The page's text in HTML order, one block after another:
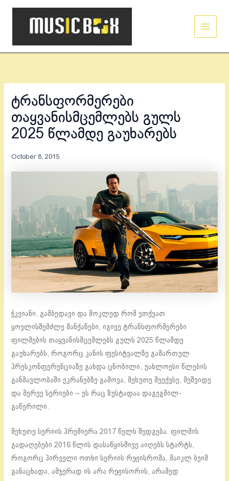
Skip
ტრანსფორმერები
თაყვანისმცემლებს გულს
2025 წლამდე გაუხარებს
October 8, 2015
ჭკვიანი, გამბედავი და მოკლედ რომ ვთქვათ
ყოვლისშემძლე მანქანები, იგივე ტრანსფორმერები
ფილმების თაყვანისმცემლებს გულს 2025 წლამდე
გაუხარებს, როგორც კანის ფესიტვალზე გამართულ
პრესკონფერენციაზე გახდა ცნობილი, უახლოესი წლების
განმავლობაში ეკრანებზე გამოვა, მეხუთე მეექვსე, მეშვიდე
და მერვე სერიები – ეს რაც ზუსტადაა დაგეგმილ-
გაწერილი.
მეხუთე სერიის პრემიერა 2017 წელს შედგება. ფილმის
გადაღებები 2016 წლის დასაწყისშივე აიღებს სტარტს,
როგორც პირველი ოთხი სერიის რეჟისრომა, მაიკლ ბეიმ
განაცხადა, ამჯერად ის არა რეჟისორის, არამედ